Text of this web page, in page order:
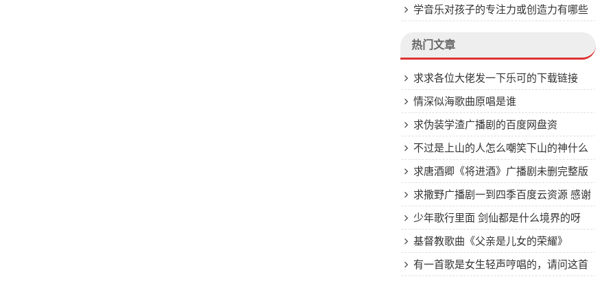
学音乐对孩子的专注力或创造力有哪些
热门文章
求求各位大佬发一下乐可的下载链接
情深似海歌曲原唱是谁
求伪装学渣广播剧的百度网盘资
源！！！求求了！
不过是上山的人怎么嘲笑下山的神什么
歌求唐酒卿《将进酒》广播剧未删完整版
资源，十分感谢！！！！！
求撒野广播剧一到四季百度云资源 感谢
少年歌行里面 剑仙都是什么境界的呀
基督教歌曲《父亲是儿女的荣耀》
有一首歌是女生轻声哼唱的，请问这首